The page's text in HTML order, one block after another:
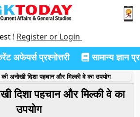
! Register or Login
अफेयर्स प्रश्नोत्तरी सामान्य ज्ञान
की अनोखी दिशा पहचान और मिल्की वे का उपयोग
दिशा पहचान और मिल्की वे का
उपयोग